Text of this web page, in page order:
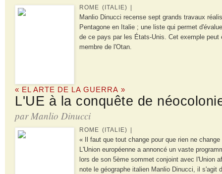
ROME (ITALIE) |
Manlio Dinucci recense sept grands travaux
Pentagone en Italie ; une liste qui permet
de ce pays par les États-Unis. Cet exemple peut
membre de l'Otan.
« EL ARTE DE LA GUERRA »
L'UE à la conquête de
par Manlio Dinucci
ROME (ITALIE) |
« Il faut que tout change pour que rien ne
L'Union européenne a annoncé un vaste
lors de son 5ème sommet conjoint avec l'Union
note le géographe italien Manlio Dinucci, il s'agit